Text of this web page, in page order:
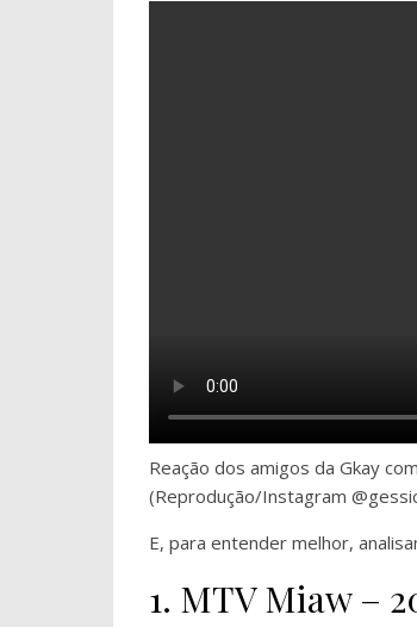
Reação dos amigos da Gkay
(Reprodução/Instagram
E, para entender melhor,
1. MTV Miaw –